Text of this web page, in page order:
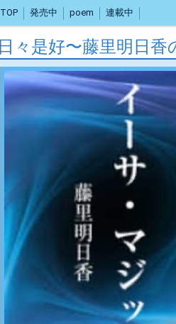
TOP 発売中 poem 連載中
日々是好〜藤里明日